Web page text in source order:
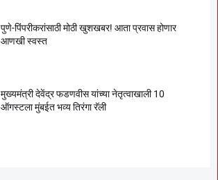
पुणे-पिंपरीकरांसाठी मोठी खुशखबर! आता प्रवास होणार
आणखी स्वस्त
मुख्यमंत्री देवेंद्र फडणवीस यांच्या नेतृत्वाखाली 10
ऑगस्टला मुंबईत भव्य तिरंगा रॅली